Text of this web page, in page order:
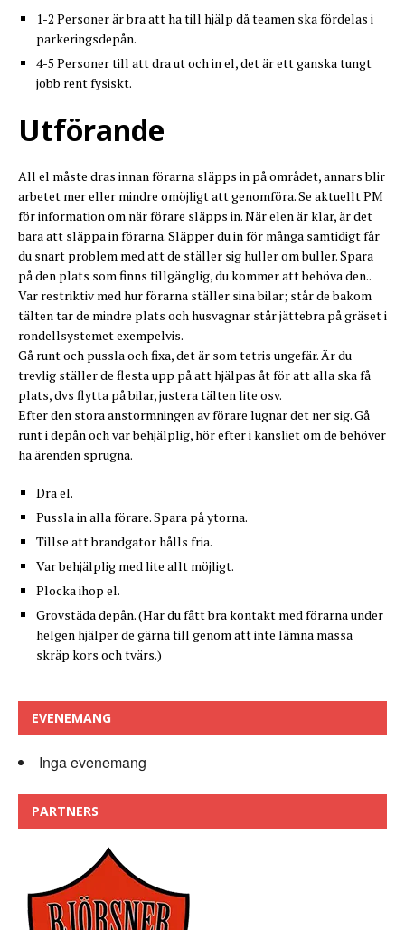
1-2 Personer är bra att ha till hjälp då teamen ska fördelas i
parkeringsdepån.
4-5 Personer till att dra ut och in el, det är ett ganska tungt
jobb rent fysiskt.
Utförande
All el måste dras innan förarna släpps in på området, annars blir
arbetet mer eller mindre omöjligt att genomföra. Se aktuellt PM
för information om när förare släpps in. När elen är klar, är det
bara att släppa in förarna. Släpper du in för många samtidigt får
du snart problem med att de ställer sig huller om buller. Spara
på den plats som finns tillgänglig, du kommer att behöva den..
Var restriktiv med hur förarna ställer sina bilar; står de bakom
tälten tar de mindre plats och husvagnar står jättebra på gräset i
rondellsystemet exempelvis.
Gå runt och pussla och fixa, det är som tetris ungefär. Är du
trevlig ställer de flesta upp på att hjälpas åt för att alla ska få
plats, dvs flytta på bilar, justera tälten lite osv.
Efter den stora anstormningen av förare lugnar det ner sig. Gå
runt i depån och var behjälplig, hör efter i kansliet om de behöver
ha ärenden sprugna.
Dra el.
Pussla in alla förare. Spara på ytorna.
Tillse att brandgator hålls fria.
Var behjälplig med lite allt möjligt.
Plocka ihop el.
Grovstäda depån. (Har du fått bra kontakt med förarna under
helgen hjälper de gärna till genom att inte lämna massa
skräp kors och tvärs.)
EVENEMANG
Inga evenemang
PARTNERS